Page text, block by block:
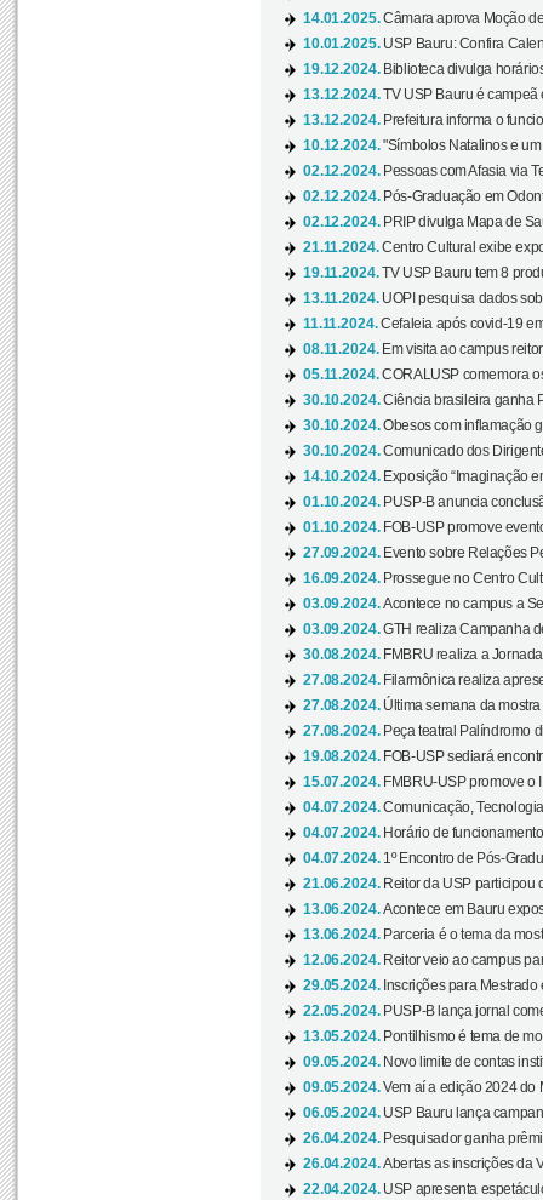
14.01.2025.Câmara aprova Moção
10.01.2025. USP Bauru: Confira
19.12.2024. Biblioteca divulga
13.12.2024.TV USP Bauru é campeã
13.12.2024. Prefeitura informa o
10.12.2024."Símbolos Natalinos e
02.12.2024. Pessoas com Afasia via
02.12.2024. Pós-Graduação em
02.12.2024. PRIP divulga Mapa de
21.11.2024.Centro Cultural exibe
19.11.2024.TV USP Bauru tem 8
13.11.2024. UOPI pesquisa dados
11.11.2024.Cefaleia após covid-19
08.11.2024. Em visita ao campus
05.11.2024.CORALUSP comemora
30.10.2024.Ciência brasileira ganha
30.10.2024.Obesos com inflamação
30.10.2024.Comunicado dos
14.10.2024. Exposição “Imaginação
01.10.2024. PUSP-B anuncia
01.10.2024. FOB-USP promove
27.09.2024. Evento sobre Relações
16.09.2024. Prossegue no Centro
03.09.2024.Acontece no campus a
03.09.2024.GTH realiza Campanha
30.08.2024. FMBRU realiza a
27.08.2024. Filarmônica realiza
27.08.2024. Última semana da
27.08.2024. Peça teatral Palíndromo
19.08.2024. FOB-USP sediará
15.07.2024. FMBRU-USP promove o
04.07.2024.Comunicação,
04.07.2024. Horário de
04.07.2024. 1º Encontro de Pós-
21.06.2024. Reitor da USP participou
13.06.2024.Acontece em Bauru
13.06.2024. Parceria é o tema da
12.06.2024. Reitor veio ao campus
29.05.2024. Inscrições para
22.05.2024. PUSP-B lança jornal
13.05.2024. Pontilhismo é tema de
09.05.2024. Novo limite de contas
09.05.2024.Vem aí a edição 2024 do
06.05.2024. USP Bauru lança
26.04.2024. Pesquisador ganha
26.04.2024.Abertas as inscrições da
22.04.2024. USP apresenta